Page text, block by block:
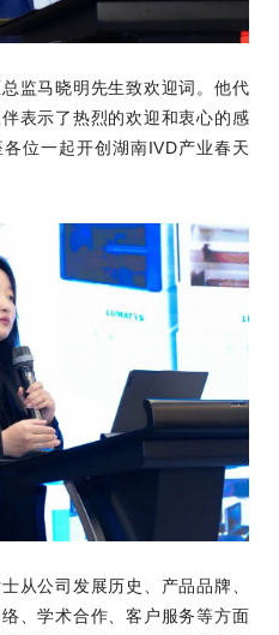
监马晓明先生致欢迎词。他代
表示了热烈的欢迎和衷心的感
位一起开创湖南IVD产业春天
从公司发展历史、产品品牌、
、学术合作、客户服务等方面